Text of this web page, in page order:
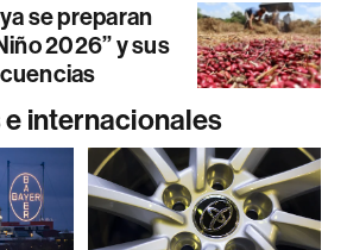
se preparan
2026” y sus
internacionales